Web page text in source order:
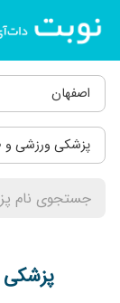
اصفهان
پزشکی ورزشی